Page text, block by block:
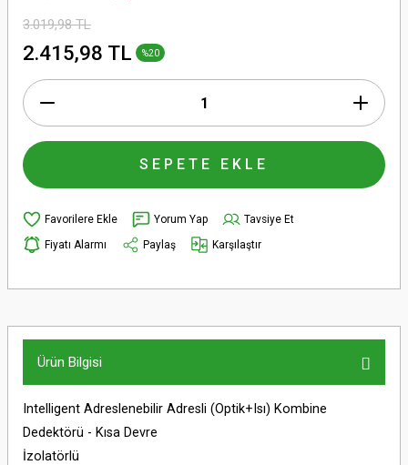
3.019,98 TL
2.415,98 TL %20
SEPETE EKLE
Yorum Yap
Tavsiye Et
Fiyatı Alarmı
Paylaş Karşılaştır
Ürün Bilgisi
Intelligent Adreslenebilir Adresli (Optik+Isı) Kombine
Dedektörü - Kısa Devre
İzolatörlü